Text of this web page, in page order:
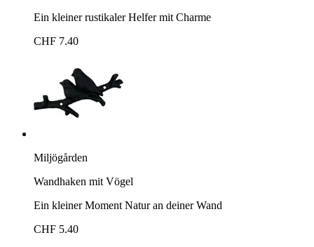
Ein kleiner rustikaler Helfer mit Charme
CHF 7.40
Miljögården
Wandhaken mit Vögel
Ein kleiner Moment Natur an deiner Wand
CHF 5.40